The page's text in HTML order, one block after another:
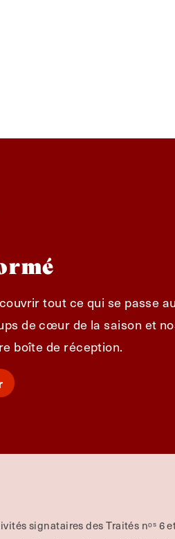
tout ce qui se passe
de cœur de la saison et
boîte de réception.
signataires des Traités nᵒˢ 6